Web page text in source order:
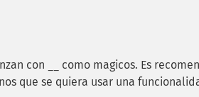
con
como magicos. Es
que se quiera usar una